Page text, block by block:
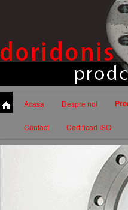
Acasa Despre noi
Contact Certificari ISO